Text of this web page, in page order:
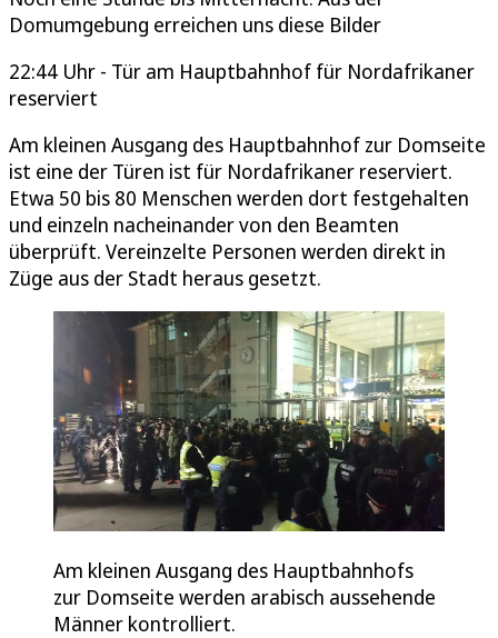
Domumgebung erreichen uns diese Bilder
22:44 Uhr - Tür am Hauptbahnhof für Nordafrikaner
reserviert
Am kleinen Ausgang des Hauptbahnhof zur Domseite
ist eine der Türen ist für Nordafrikaner reserviert.
Etwa 50 bis 80 Menschen werden dort festgehalten
und einzeln nacheinander von den Beamten
überprüft. Vereinzelte Personen werden direkt in
Züge aus der Stadt heraus gesetzt.
Am kleinen Ausgang des Hauptbahnhofs
zur Domseite werden arabisch aussehende
Männer kontrolliert.